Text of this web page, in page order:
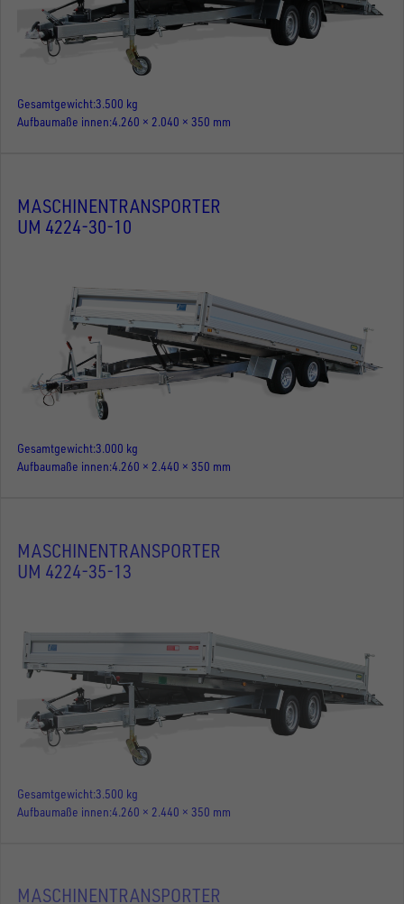
Gesamtgewicht3.500 kg
Aufbaumaße innen 4.260 × 2.040 × 350 mm
MASCHINENTRANSPORTER
UM 4224-30-10
Gesamtgewicht3.000 kg
Aufbaumaße innen 4.260 × 2.440 × 350 mm
MASCHINENTRANSPORTER
UM 4224-35-13
Gesamtgewicht 3.500 kg
Aufbaumaße innen 4.260 × 2.440 × 350 mm
MASCHINENTRANSPORTER